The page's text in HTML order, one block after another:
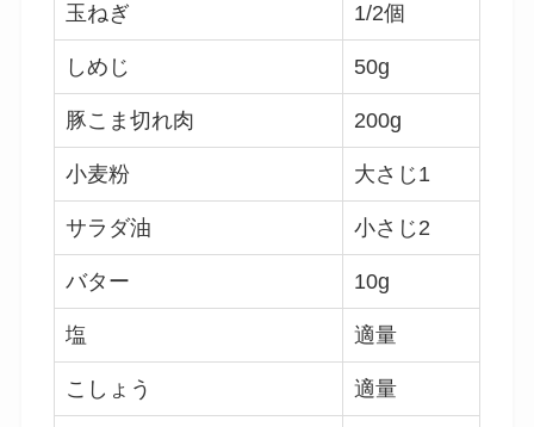
玉ねぎ 1/2個
しめじ 50g
豚こま切れ肉 200g
小麦粉 大さじ1
サラダ油 小さじ2
バター 10g
塩 適量
こしょう 適量